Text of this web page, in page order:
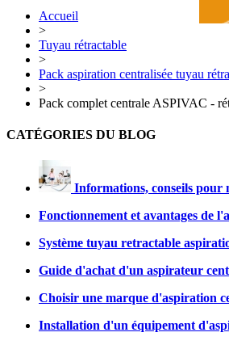
Accueil
>
Tuyau rétractable
>
Pack aspiration centralisée tuyau
>
Pack complet centrale ASPIVAC -
CATÉGORIES DU BLOG
Informations, conseils pour
Fonctionnement et avantages de
Système tuyau retractable
Guide d'achat d'un aspirateur
Choisir une marque d'aspiration
Installation d'un équipement